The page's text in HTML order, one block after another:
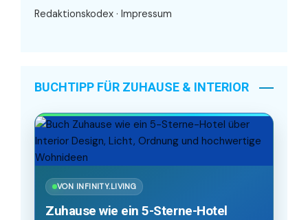
Redaktionskodex · Impressum
BUCHTIPP FÜR ZUHAUSE & INTERIOR
VON INFINITY.LIVING
Zuhause wie ein 5-Sterne-Hotel